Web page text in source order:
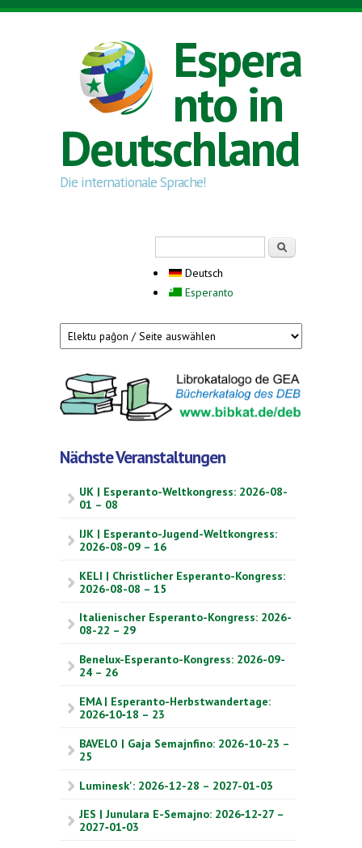
Direkt zum Inhalt
Espera
nto in
Deutschland
Die internationale Sprache!
Deutsch
Esperanto
Nächste Veranstaltungen
UK | Esperanto-Weltkongress: 2026-08-
01 – 08
IJK | Esperanto-Jugend-Weltkongress:
2026-08-09 – 16
KELI | Christlicher Esperanto-Kongress:
2026-08-08 – 15
Italienischer Esperanto-Kongress: 2026-
08-22 – 29
Benelux-Esperanto-Kongress: 2026-09-
24 – 26
EMA | Esperanto-Herbstwandertage:
2026‑10‑18 – 23
BAVELO | Gaja Semajnfino: 2026-10-23 –
25
Luminesk': 2026-12-28 – 2027-01-03
JES | Junulara E-Semajno: 2026‑12‑27 –
2027‑01‑03